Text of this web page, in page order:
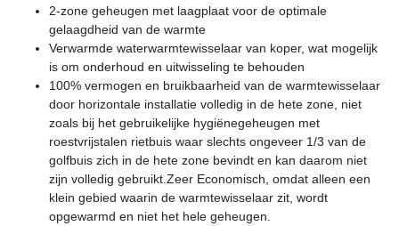
2-zone geheugen met laagplaat voor de optimale
gelaagdheid van de warmte
Verwarmde waterwarmtewisselaar van koper, wat mogelijk
is om onderhoud en uitwisseling te behouden
100% vermogen en bruikbaarheid van de warmtewisselaar
door horizontale installatie volledig in de hete zone, niet
zoals bij het gebruikelijke hygiënegeheugen met
roestvrijstalen rietbuis waar slechts ongeveer 1/3 van de
golfbuis zich in de hete zone bevindt en kan daarom niet
zijn volledig gebruikt.Zeer Economisch, omdat alleen een
klein gebied waarin de warmtewisselaar zit, wordt
opgewarmd en niet het hele geheugen.